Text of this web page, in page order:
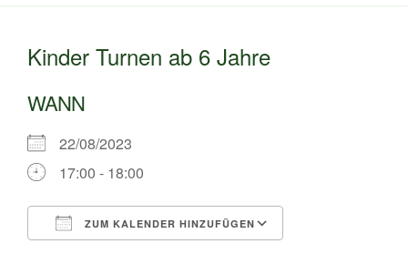
Kinder Turnen ab 6 Jahre
WANN
22/08/2023
17:00 - 18:00
ZUM KALENDER HINZUFÜGEN